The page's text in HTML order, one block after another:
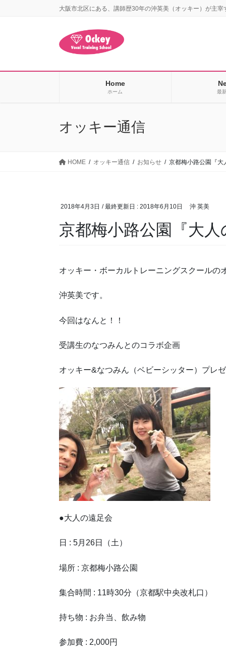
大阪市北区にある、講師歴30年の沖英美（オッキー）が主
Home
ホーム 最
オッキー通信
HOME オッキー通信 お知らせ 京都梅小路公園『大
2018年4月3日 / 最終更新日 : 2018年6月10日 沖 英美
京都梅小路公園『大
オッキー・ボーカルトレーニングスクールの
沖英美です。
今回はなんと！！
受講生のなつみんとのコラボ企画
オッキー&なつみん（ベビーシッター）プレ
●大人の遠足会
日 : 5月 26日（土）
場所 : 京都梅小路公園
集合時間 : 11時30分（京都駅中央改札口）
持ち物 : お弁当、飲み物
参加費 : 2,000円